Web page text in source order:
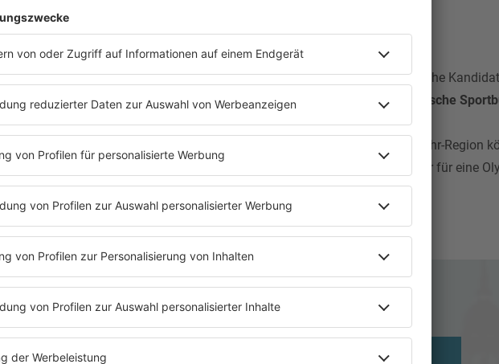
im Rennen
München, die Rhein-Ruhr-Region und Berlin im Rennen um die deutsche
ist die Zustimmung deutlich positiver ausgefallen. Der
Deutsche Olympische
Bewerber Deutschland ins internationale Auswahlverfahren geht.
Olympia im Norden. Für die Bewerbungen von München und der Rhein-Ruhr-Region
zur Verfügung stehen. Erst im April hat sich eine große Mehrheit der Kieler für eine